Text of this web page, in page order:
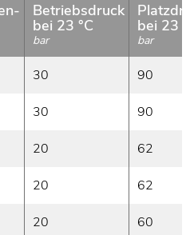
Betriebsdruck
bei 23 °C
bar
bei 23
bar
30 90
30 90
20 62
20 62
20 60